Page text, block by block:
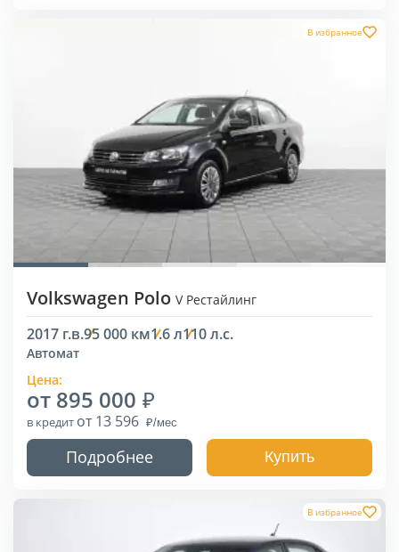
В избранное
Volkswagen Polo V Рестайлинг
2017 г.в.95 000 км1.6 л110 л.с.
Автомат
Цена:
от 895 000
в кредит от 13 596
Подробнее Купить
В избранное